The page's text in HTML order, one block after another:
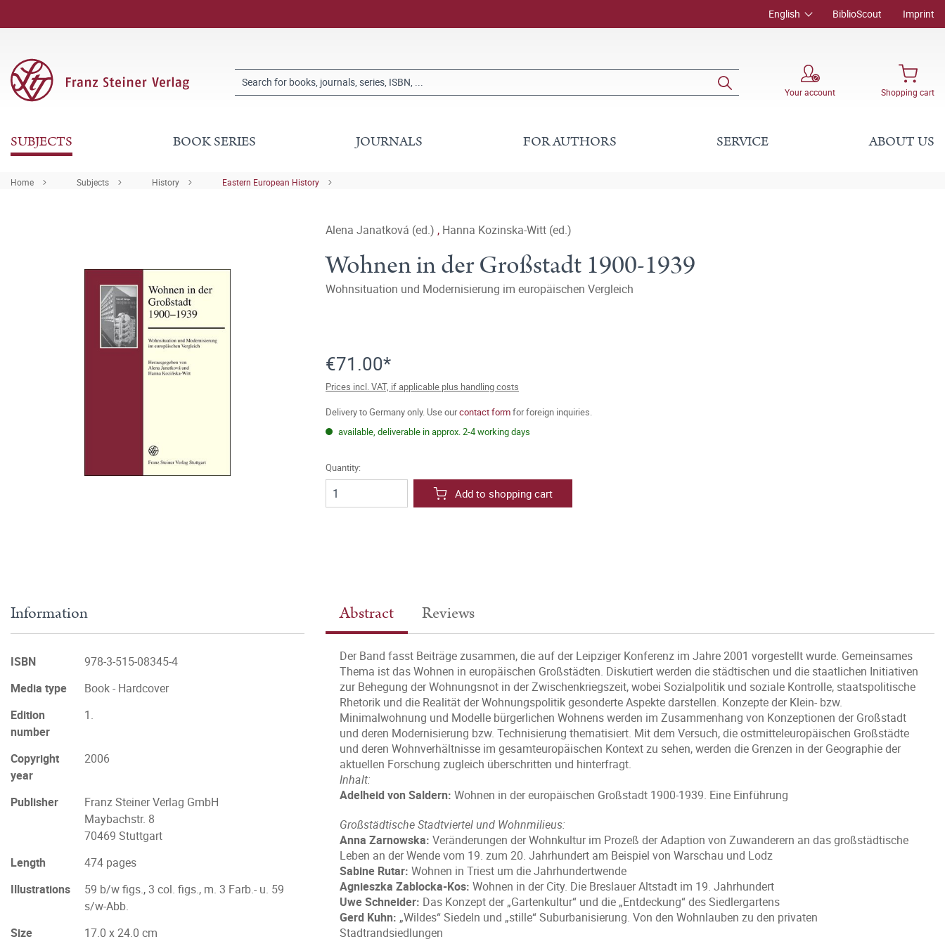
English BiblioScout Imprint
Your account Shopping cart
SUBJECTS BOOK SERIES JOURNALS FOR AUTHORS SERVICE ABOUT US
Home Subjects History Eastern European History
Alena Janatková (ed.) , Hanna Kozinska-Witt (ed.)
Wohnen in der Großstadt 1900-1939
Wohnsituation und Modernisierung im europäischen Vergleich
€71.00*
Prices incl. VAT, if applicable plus handling costs
Delivery to Germany only. Use ourcontact formfor foreign inquiries.
available, deliverable in approx. 2-4 working days
Quantity:
Add to shopping cart
Abstract Reviews
Der Band fasst Beiträge zusammen, die auf der Leipziger Konferenz im Jahre 2001 vorgestellt wurde. Gemeinsames
Thema ist das Wohnen in europäischen Großstädten. Diskutiert werden die städtischen und die staatlichen Initiativen
zur Behegung der Wohnungsnot in der Zwischenkriegszeit, wobei Sozialpolitik und soziale Kontrolle, staatspolitische
Rhetorik und die Realität der Wohnungspolitik gesonderte Aspekte darstellen. Konzepte der Klein- bzw.
Minimalwohnung und Modelle bürgerlichen Wohnens werden im Zusammenhang von Konzeptionen der Großstadt
und deren Modernisierung bzw. Technisierung thematisiert. Mit dem Versuch, die ostmitteleuropäischen Großstädte
und deren Wohnverhältnisse im gesamteuropäischen Kontext zu sehen, werden die Grenzen in der Geographie der
aktuellen Forschung zugleich überschritten und hinterfragt.
Inhalt:
Adelheid von Saldern: Wohnen in der europäischen Großstadt 1900-1939. Eine Einführung
Großstädtische Stadtviertel und Wohnmilieus:
Anna Zarnowska: Veränderungen der Wohnkultur im Prozeß der Adaption von Zuwanderern an das großstädtische
Leben an der Wende vom 19. zum 20. Jahrhundert am Beispiel von Warschau und Lodz
Sabine Rutar: Wohnen in Triest um die Jahrhundertwende
Agnieszka Zablocka-Kos: Wohnen in der City. Die Breslauer Altstadt im 19. Jahrhundert
Uwe Schneider: Das Konzept der „Gartenkultur“ und die „Entdeckung“ des Siedlergartens
Gerd Kuhn: „Wildes“ Siedeln und „stille“ Suburbanisierung. Von den Wohnlauben zu den privaten
Stadtrandsiedlungen
Information
ISBN
978-3-515-08345-4
Media type
Book - Hardcover
Edition
number
1.
Copyright
year
2006
Publisher
Franz Steiner Verlag GmbH
Maybachstr. 8
70469 Stuttgart
Length
474 pages
Illustrations
59 b/w figs., 3 col. figs., m. 3 Farb.- u. 59
s/w-Abb.
Size
17.0 x 24.0 cm